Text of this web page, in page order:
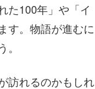
た100年」や「イ
す。物語が進むに
訪れるのかもしれ